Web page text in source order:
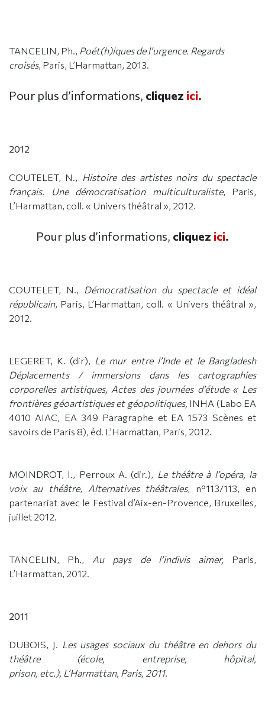
TANCELIN, Ph., Poét(h)iques de l’urgence. Regards
croisés, Paris, L’Harmattan, 2013.
Pour plus d’informations, cliquez ici.
2012
COUTELET, N., Histoire des artistes noirs du spectacle
français. Une démocratisation multiculturaliste, Paris,
L’Harmattan, coll. « Univers théâtral », 2012.
Pour plus d’informations, cliquez ici.
COUTELET, N.,
Démocratisation du spectacle et idéal
républicain, Paris, L’Harmattan, coll. « Univers théâtral »,
2012.
LEGERET, K. (dir), Le mur entre l’Inde et le Bangladesh
Déplacements / immersions dans les cartographies
corporelles artistiques, Actes des journées d’étude « Les
frontières géoartistiques et géopolitiques, INHA (Labo EA
4010 AIAC, EA 349 Paragraphe et EA 1573 Scènes et
savoirs de Paris 8), éd. L’Harmattan, Paris, 2012.
MOINDROT, I., Perroux A. (dir.), Le théâtre à l’opéra, la
voix au théâtre, Alternatives théâtrales, n°113/113, en
partenariat avec le Festival d’Aix-en-Provence, Bruxelles,
juillet 2012.
TANCELIN, Ph., Au pays de l’indivis aimer, Paris,
L’Harmattan, 2012.
2011
DUBOIS, J. Les usages sociaux du théâtre en dehors du
théâtre (école, entreprise, hôpital,
prison, etc.), L’Harmattan, Paris, 2011.